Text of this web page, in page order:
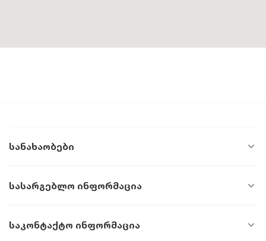
Სანახაობები
Სასარგებლო Ინფორმაცია
Საკონტაქტო Ინფორმაცია